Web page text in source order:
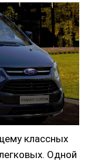
классных
Одной